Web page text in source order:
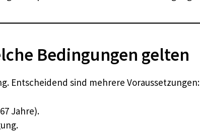
Bedingungen gelten
Entscheidend sind mehrere Voraussetzungen:
Jahre).